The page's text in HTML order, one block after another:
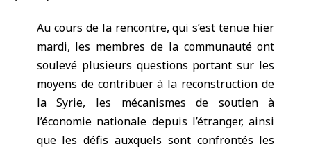
Au cours de la rencontre, qui s’est tenue hier
mardi, les membres de la communauté ont
soulevé plusieurs questions portant sur les
moyens de contribuer à la reconstruction de
la Syrie, les mécanismes de soutien à
l’économie nationale depuis l’étranger, ainsi
que les défis auxquels sont confrontés les